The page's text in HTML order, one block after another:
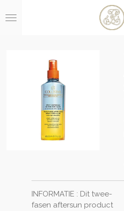
direct
INFORMATIE : Dit twee-
fasen aftersun product